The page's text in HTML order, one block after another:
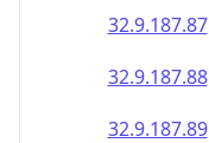
32.9.187.87
32.9.187.88
32.9.187.89